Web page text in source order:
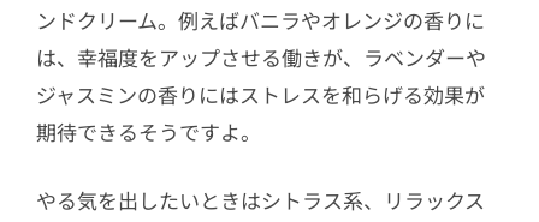
ンドクリーム。例えばバニラやオレンジの香りに
は、幸福度をアップさせる働きが、ラベンダーや
ジャスミンの香りにはストレスを和らげる効果が
期待できるそうですよ。
やる気を出したいときはシトラス系、リラックス